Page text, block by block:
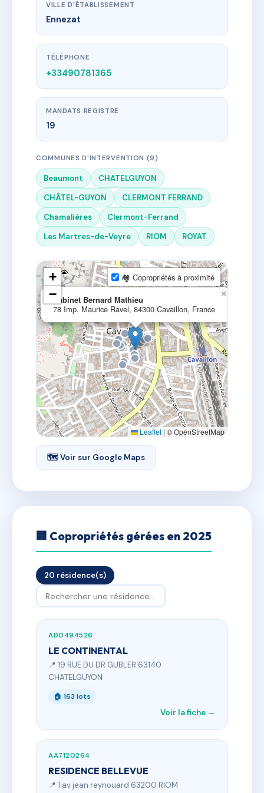
VILLE D'ÉTABLISSEMENT
Ennezat
TÉLÉPHONE
+33490781365
MANDATS REGISTRE
19
COMMUNES D'INTERVENTION (9)
Beaumont
CHATELGUYON
CHÂTEL-GUYON
CLERMONT FERRAND
Chamalières
Clermont-Ferrand
Les Martres-de-Veyre
RIOM ROYAT
Cabinet Bernard Mathieu
78 Imp. Maurice Ravel, 84300 Cavaillon, France
×
+
−
🏘 Copropriétés à proximité
Leaflet | © OpenStreetMap
🗺 Voir sur Google Maps
🏢 Copropriétés gérées en 2025
20 résidence(s)
AD0494526
LE CONTINENTAL
📍 19 RUE DU DR GUBLER 63140
CHATELGUYON
🏠 163 lots
Voir la fiche →
AA7120264
RESIDENCE BELLEVUE
📍 1 av jean reynouard 63200 RIOM